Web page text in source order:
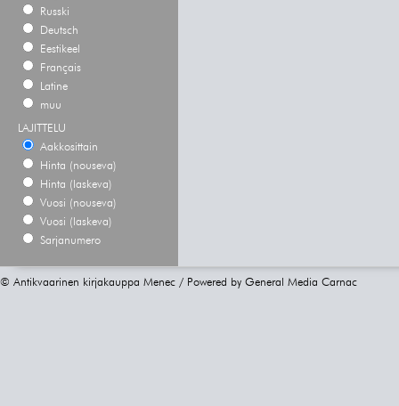
Russki
Deutsch
Eestikeel
Français
Latine
muu
LAJITTELU
Aakkosittain
Hinta (nouseva)
Hinta (laskeva)
Vuosi (nouseva)
Vuosi (laskeva)
Sarjanumero
© Antikvaarinen kirjakauppa Menec / Powered by General Media Carnac